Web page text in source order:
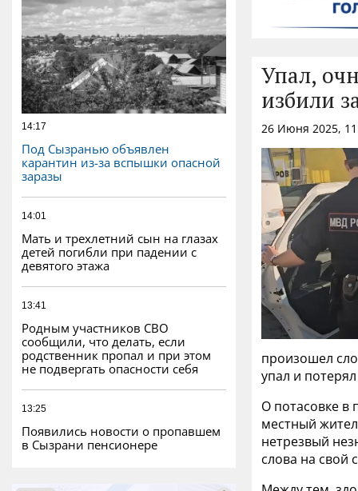
14:17
Под Сызранью объявлен
карантин из-за вспышки опасной
заразы
14:01
Мать и трехлетний сын на глазах
детей погибли при падении с
девятого этажа
13:41
Родным участников СВО
сообщили, что делать, если
родственник пропал и при этом
не подвергать опасности себя
13:25
Появились новости о пропавшем
в Сызрани пенсионере
Упал,
избили
26 Июня 2025,
произошел
упал и
О потасовке
местный
нетрезвый
слова на свой